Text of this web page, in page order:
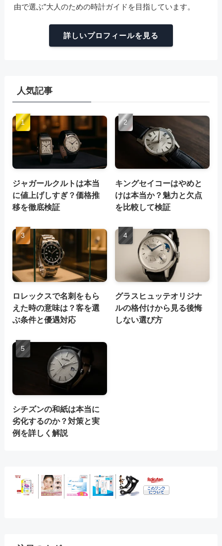
由で選ぶ”大人のための時計ガイドを目指しています。
詳しいプロフィールを見る
人気記事
ジャガールクルトは本当
に値上げしすぎ？価格推
移を徹底検証
キングセイコーはやめと
けは本当か？魅力と欠点
を比較して検証
ロレックスで名刺をもら
えた時の意味は？客を選
ぶ条件と優遇対応
グラスヒュッテオリジナ
ルの格付けから見る後悔
しない選び方
シチズンの和紙は本当に
劣化するのか？対策と実
例を詳しく解説